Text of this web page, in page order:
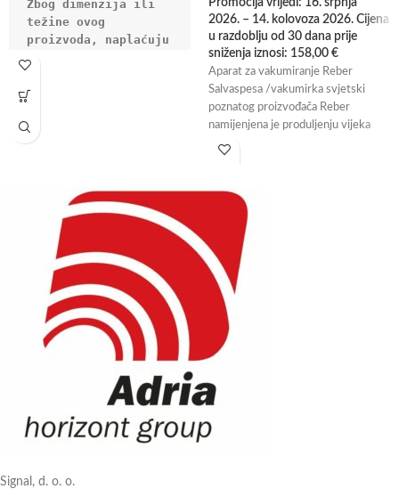
Zbog dimenzija ili
težine ovog
proizvoda, naplaćuju
se dodatni troškovi
Promocija vrijedi: 16. srpnja
2026. – 14. kolovoza 2026. Cijena
u razdoblju od 30 dana prije
sniženja iznosi: 158,00 €
Aparat za vakumiranje Reber
Salvaspesa /vakumirka svjetski
poznatog proizvođača Reber
namijenjena je produljenju vijeka
trajanja vaše hrane.
Signal, d. o. o.